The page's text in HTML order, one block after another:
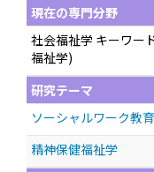
現在の専門分野
社会福祉学 キーワー
福祉学)
研究テーマ
ソーシャルワーク教育
精神保健福祉学